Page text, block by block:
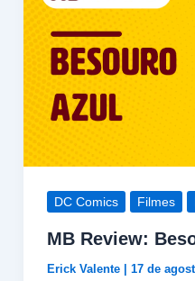
DC Comics Filmes
MB Review:
Erick Valente | 17 de